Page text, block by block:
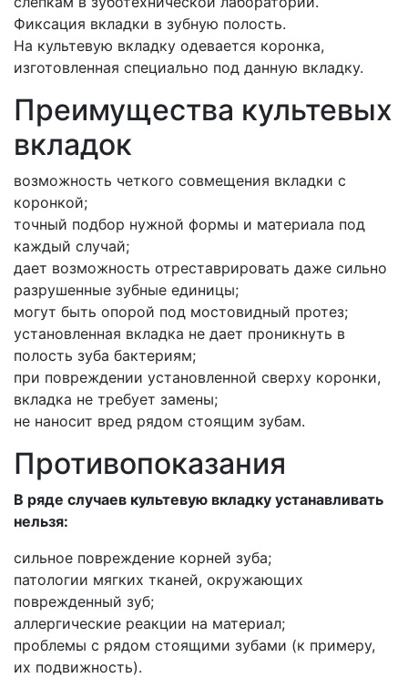
Фиксация вкладки в зубную полость.
На культевую вкладку одевается коронка,
изготовленная специально под данную вкладку.
Преимущества культевых
вкладок
возможность четкого совмещения вкладки с
коронкой;
точный подбор нужной формы и материала под
каждый случай;
дает возможность отреставрировать даже сильно
разрушенные зубные единицы;
могут быть опорой под мостовидный протез;
установленная вкладка не дает проникнуть в
полость зуба бактериям;
при повреждении установленной сверху коронки,
вкладка не требует замены;
не наносит вред рядом стоящим зубам.
Противопоказания
В ряде случаев культевую вкладку устанавливать
нельзя:
сильное повреждение корней зуба;
патологии мягких тканей, окружающих
поврежденный зуб;
аллергические реакции на материал;
проблемы с рядом стоящими зубами (к примеру,
их подвижность).